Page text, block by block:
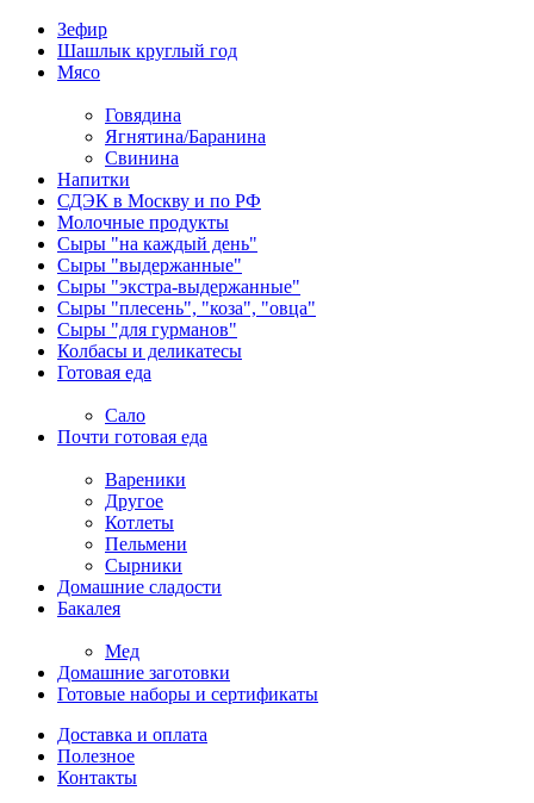
Зефир
Шашлык круглый год
Мясо
Говядина
Ягнятина/Баранина
Свинина
Напитки
СДЭК в Москву и по РФ
Молочные продукты
Сыры "на каждый день"
Сыры "выдержанные"
Сыры "экстра-выдержанные"
Сыры "плесень", "коза", "овца"
Сыры "для гурманов"
Колбасы и деликатесы
Готовая еда
Сало
Почти готовая еда
Вареники
Другое
Котлеты
Пельмени
Сырники
Домашние сладости
Бакалея
Мед
Домашние заготовки
Готовые наборы и сертификаты
Доставка и оплата
Полезное
Контакты